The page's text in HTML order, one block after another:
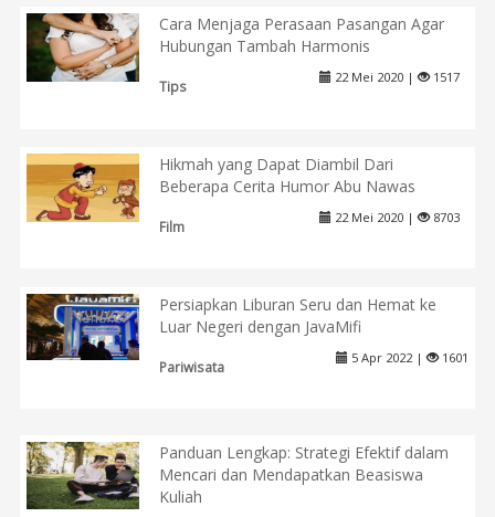
Cara Menjaga Perasaan Pasangan Agar
Hubungan Tambah Harmonis
Tips
22 Mei 2020 | 1517
Hikmah yang Dapat Diambil Dari
Beberapa Cerita Humor Abu Nawas
Film
22 Mei 2020 | 8703
Persiapkan Liburan Seru dan Hemat ke
Luar Negeri dengan JavaMifi
Pariwisata
5 Apr 2022 | 1601
Panduan Lengkap: Strategi Efektif dalam
Mencari dan Mendapatkan Beasiswa
Kuliah